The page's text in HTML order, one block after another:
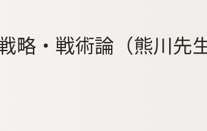
略・戦術論（熊川先